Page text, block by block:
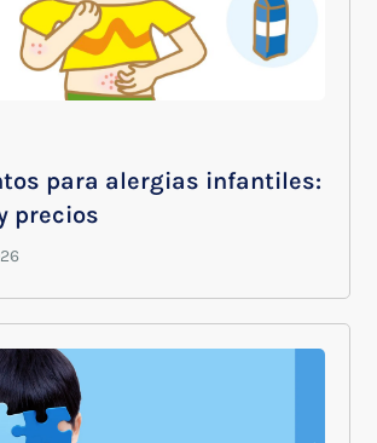
para alergias infantiles:
precios